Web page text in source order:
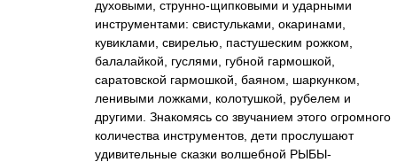
духовыми, струнно-щипковыми и ударными
инструментами: свистульками, окаринами,
кувиклами, свирелью, пастушеским рожком,
балалайкой, гуслями, губной гармошкой,
саратовской гармошкой, баяном, шаркунком,
ленивыми ложками, колотушкой, рубелем и
другими. Знакомясь со звучанием этого огромного
количества инструментов, дети прослушают
удивительные сказки волшебной РЫБЫ-